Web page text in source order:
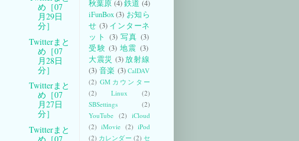
め［07
月29日
分］
Twitterまと
め［07
月28日
分］
Twitterまと
め［07
月27日
分］
Twitterまと
秋葉原 (4)鉄道 (4)
iFunBox (3) お知ら
せ (3) インターネ
ット (3) 写真 (3)
受験 (3) 地震 (3)
大震災 (3) 放射線
(3) 音楽 (3) CalDAV
(2) GMカウンター
(2)
Linux
(2)
SBSettings
(2)
YouTube (2) iCloud
(2) iMovie (2) iPod
(2) カレンダー (2) セ